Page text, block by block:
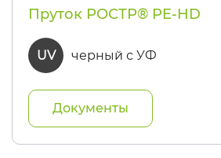
Пруток РОСТР® PE-HD
UV черный с УФ
Документы